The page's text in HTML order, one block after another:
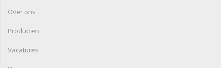
Over ons
Producten
Vacatures